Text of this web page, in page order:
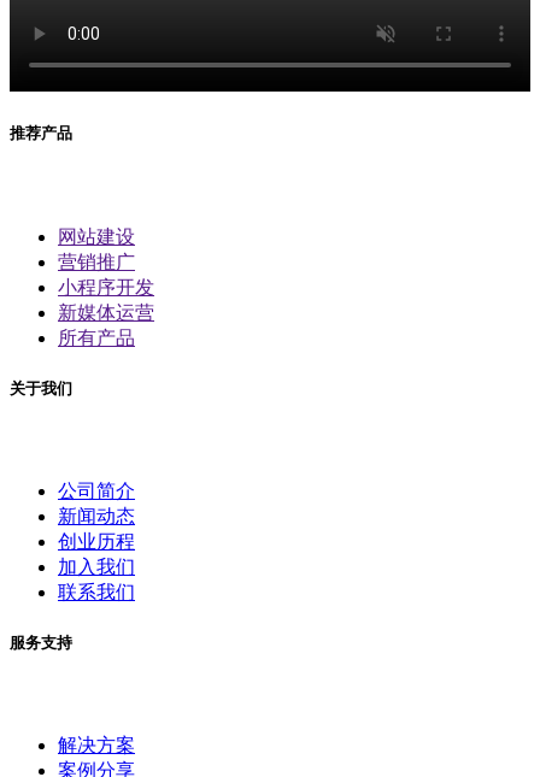
推荐产品
网站建设
营销推广
小程序开发
新媒体运营
所有产品
关于我们
公司简介
新闻动态
创业历程
加入我们
联系我们
服务支持
解决方案
案例分享